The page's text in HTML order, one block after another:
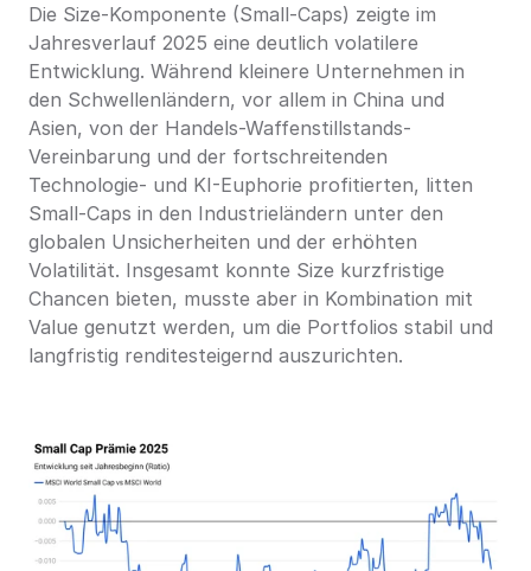
Die Size-Komponente (Small-Caps) zeigte im
Jahresverlauf 2025 eine deutlich volatilere
Entwicklung. Während kleinere Unternehmen in
den Schwellenländern, vor allem in China und
Asien, von der Handels-Waffenstillstands-
Vereinbarung und der fortschreitenden
Technologie- und KI-Euphorie profitierten, litten
Small-Caps in den Industrieländern unter den
globalen Unsicherheiten und der erhöhten
Volatilität. Insgesamt konnte Size kurzfristige
Chancen bieten, musste aber in Kombination mit
Value genutzt werden, um die Portfolios stabil und
langfristig renditesteigernd auszurichten.